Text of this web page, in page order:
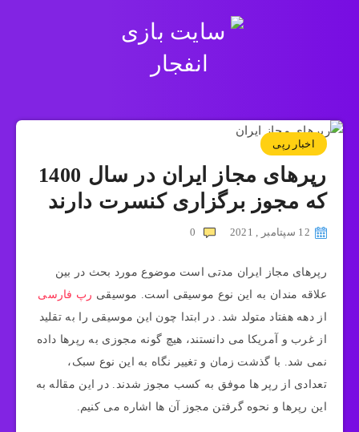
اخبار رپی
رپرهای مجاز ایران در سال 1400
که مجوز برگزاری کنسرت دارند
12 سپتامبر , 2021 0
رپرهای مجاز ایران مدتی است موضوع مورد بحث در بین
علاقه مندان به این نوع موسیقی است. موسیقی رپ فارسی
از دهه هفتاد متولد شد. در ابتدا چون این موسیقی را به تقلید
از غرب و آمریکا می دانستند، هیچ گونه مجوزی به رپرها داده
نمی شد. با گذشت زمان و تغییر نگاه به این نوع سبک،
تعدادی از رپر ها موفق به کسب مجوز شدند. در این مقاله به
این رپرها و نحوه گرفتن مجوز آن ها اشاره می کنیم.